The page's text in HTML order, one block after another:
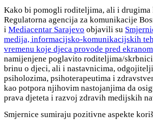
Kako bi pomogli roditeljima, ali i
Regulatorna agencija za komunikacije
i Mediacentar Sarajevo objavili su
medija, informacijsko-komunikacijskih
vremenu koje djeca provode pred ekranom
namijenjene poglavito roditeljima/
brinu o djeci, ali i nastavnicima,
psiholozima, psihoterapeutima i
kao potpora njihovim nastojanjima da
prava djeteta i razvoj zdravih medijskih
Smjernice sumiraju pozitivne aspekte